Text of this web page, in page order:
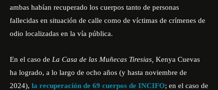
ambas habían recuperado los cuerpos tanto de personas
fallecidas en situación de calle como de víctimas de crímenes de
odio localizadas en la vía pública.
En el caso de La Casa de las Muñecas Tiresias, Kenya Cuevas
ha logrado, a lo largo de ocho años (y hasta noviembre de
2024), la recuperación de 69 cuerpos de INCIFO; en el caso de